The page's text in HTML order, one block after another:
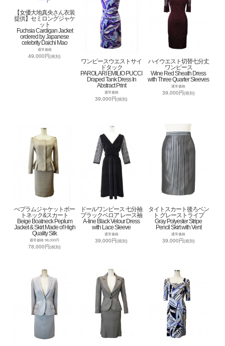
【女優大地真央さん衣装
提供】セミロングジャケ
ット
Fuchsia Cardigan Jacket
ordered by Japanese
celebrity Daichi Mao
通常価格
49,000円(税別)
ワンピースウエストサイ
ドタック
PAROLARI EMILIO PUCCI
Draped Tank Dress In
Abstract Print
通常価格
39,000円(税別)
ハイウエスト切替七分丈
ワンピース
Wine Red Sheath Dress
with Three Quarter Sleeves
通常価格
39,000円(税別)
ぺプラムジャケットボー
トネック&スカート
Beige Boatneck Peplum
Jacket & Skirt Made of High
Quality Silk
通常価格 98,000円
78,000円(税別)
ドールワンピース 七分袖
ブラックベロア レース袖
A-line Black Velour Dress
with Lace Sleeve
通常価格
39,000円(税別)
タイトスカート後ろベン
ト グレーストライプ
Gray Polyester Stripe
Pencil Skirt with Vent
通常価格
39,000円(税別)